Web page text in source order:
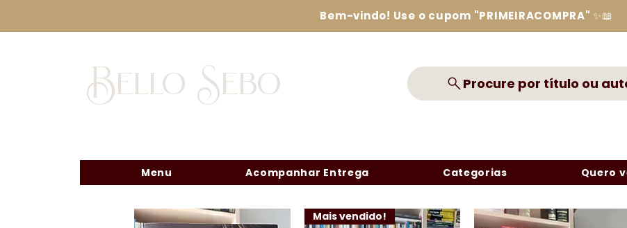
Bem-vindo! Use o cupom "PRIMEIRACOMPRA" ✨📖
Bello Sebo Procure por título ou
Menu Acompanhar Entrega Categorias Quero
Mais vendido!